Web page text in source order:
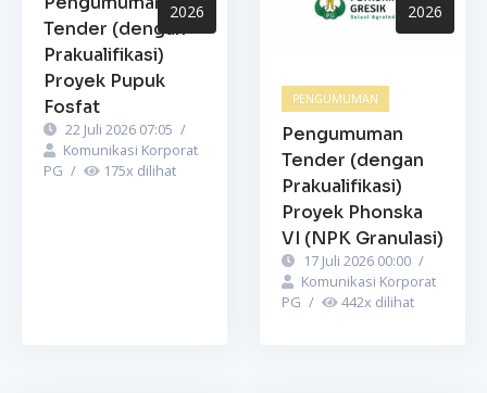
2026
Tender (dengan
Prakualifikasi)
Proyek Pupuk
Fosfat
22 Juli 2026 07:05 /
Komunikasi Korporat
PG / 175x dilihat
2026
PENGUMUMAN
Pengumuman
Tender (dengan
Prakualifikasi)
Proyek Phonska
VI (NPK Granulasi)
17 Juli 2026 00:00 /
Komunikasi Korporat
PG / 442x dilihat